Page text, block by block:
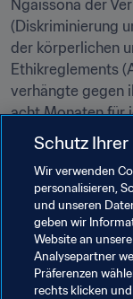
Ngaïssona der
(Diskriminierung
der körperlichen
Ethikreglements
verhängte gegen
acht Monaten für
Fussballtätigkeit
von CHF 500
Der Entscheid
mit Inkrafttreten
legal.fifa.com
zum Entscheid.
Schutz
Wir verwenden
personalisieren,
und unseren
geben wir
Website an
Analysepartner
Präferenzen
rechts klicken